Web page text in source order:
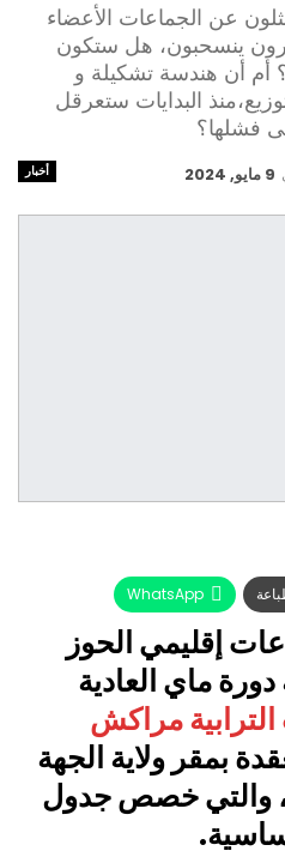
عن الجماعات الأعضاء
ينسحبون، هل ستكون
أم أن هندسة تشكيلة و
البدايات ستعرقل
فشلها؟
أخبار 9 مايو, 2024
WhatsApp
Facebook
إقليمي الحوز
ماي العادية
مراكش
بمقر ولاية الجهة
والتي خصص جدول